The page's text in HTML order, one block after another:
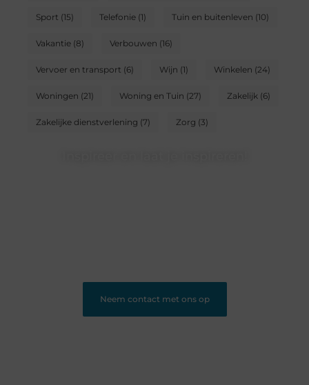
Sport (15) Telefonie(1) Tuin en buitenleven (10)
Vakantie(8) Verbouwen (16)
Vervoer en transport (6) Wijn (1) Winkelen (24)
Woningen (21) Woning en Tuin (27) Zakelijk (6)
Zakelijke dienstverlening (7) Zorg (3)
Neem contact met ons op